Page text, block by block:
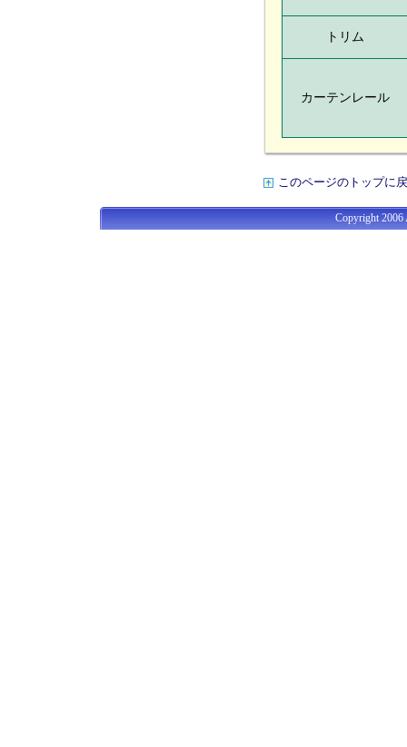
トリム
カーテンレール
このページのトップに
Copyright